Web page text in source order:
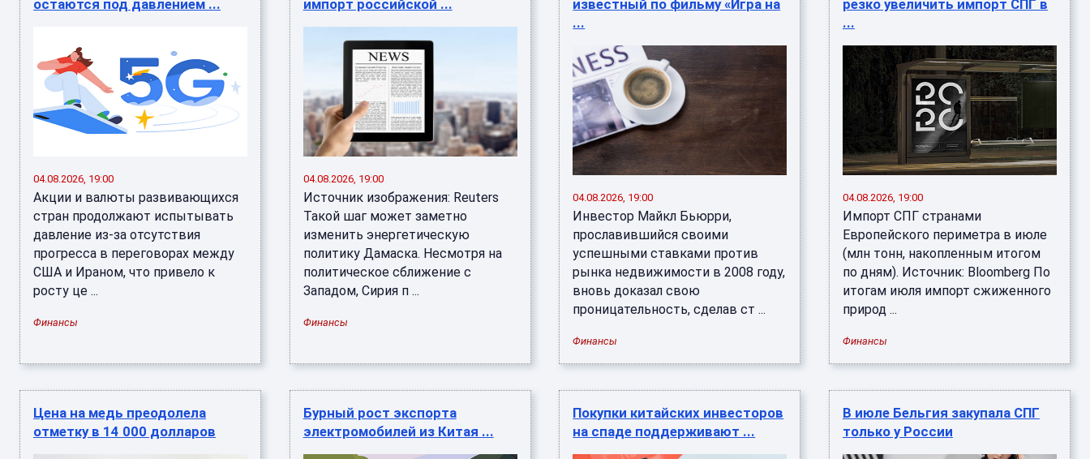
остаются под давлением ...
04.08.2026, 19:00
Акции и валюты развивающихся
стран продолжают испытывать
давление из-за отсутствия
прогресса в переговорах между
США и Ираном, что привело к
росту це ...
Финансы
импорт российской ...
04.08.2026, 19:00
Источник изображения: Reuters
Такой шаг может заметно
изменить энергетическую
политику Дамаска. Несмотря на
политическое сближение с
Западом, Сирия п ...
Финансы
известный по фильму «Игра на
...
04.08.2026, 19:00
Инвестор Майкл Бьюрри,
прославившийся своими
успешными ставками против
рынка недвижимости в 2008 году,
вновь доказал свою
проницательность, сделав ст ...
Финансы
резко увеличить импорт СПГ в
...
04.08.2026, 19:00
Импорт СПГ странами
Европейского периметра в июле
(млн тонн, накопленным итогом
по дням). Источник: Bloomberg По
итогам июля импорт сжиженного
природ ...
Финансы
Цена на медь преодолела
отметку в 14 000 долларов
Бурный рост экспорта
электромобилей из Китая ...
Покупки китайских инвесторов
на спаде поддерживают ...
В июле Бельгия закупала СПГ
только у России